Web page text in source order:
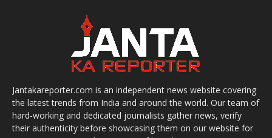
Jantakareporter.com is an independent news website covering
the latest trends from India and around the world. Our team of
hard-working and dedicated journalists gather news, verify
their authenticity before showcasing them on our website for